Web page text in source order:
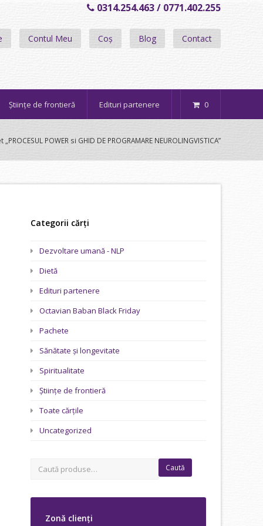
0314.254.463 / 0771.402.255
Contul Meu Coș Blog Contact
Științe de frontieră Edituri partenere 0
„PROCESUL POWER si GHID DE PROGRAMARE NEUROLINGVISTICA”
Categorii cărți
Dezvoltare umană - NLP
Dietă
Edituri partenere
Octavian Baban Black Friday
Pachete
Sănătate și longevitate
Spiritualitate
Științe de frontieră
Toate cărțile
Uncategorized
Caută
Zonă clienți